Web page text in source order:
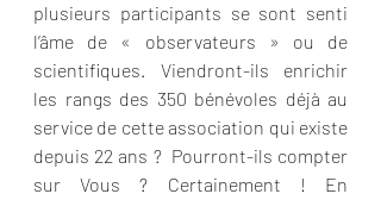
plusieurs participants se sont senti
l’âme de « observateurs » ou de
scientifiques. Viendront-ils enrichir
les rangs des 350 bénévoles déjà au
service de cette association qui existe
depuis 22 ans ?  Pourront-ils compter
sur Vous ? Certainement ! En